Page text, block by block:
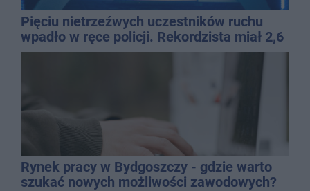
Pięciu nietrzeźwych uczestników ruchu
wpadło w ręce policji. Rekordzista miał 2,6
promila
Rynek pracy w Bydgoszczy - gdzie warto
szukać nowych możliwości zawodowych?